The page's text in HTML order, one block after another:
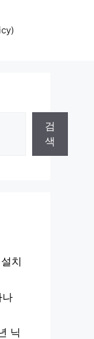
검
색
치
나
닉